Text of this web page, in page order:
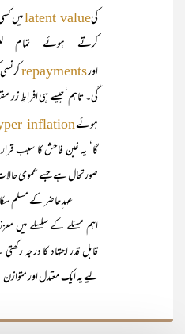
کیlatent valueمیں
کرتے ہوئے تمام
اورrepayments
گی۔ تاہم‘ جیسے ہی افراطِ زر
ہوئےinflation
گا‘ یہ غبن فاحش کا سبب
صورتحال ہے جسے عمومی
عہد ِحاضر کے مسلم
اہم مسئلے کے سلسلے میں
قابل قدر اجتہاد کا درجہ
لیے یہ ایک معتدل اور متوازن